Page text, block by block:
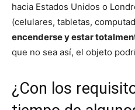
hacia Estados Unidos o
(celulares, tabletas,
encenderse y estar
que no sea así, el objeto
¿Con los